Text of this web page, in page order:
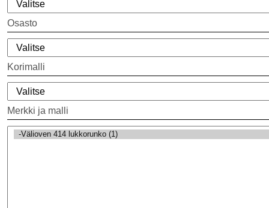
Osasto
Korimalli
Merkki ja malli